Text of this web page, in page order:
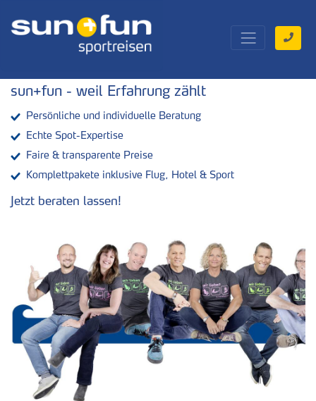
sun+fun - weil Erfahrung zählt
Persönliche und individuelle Beratung
Echte Spot-Expertise
Faire & transparente Preise
Komplettpakete inklusive Flug, Hotel & Sport
Jetzt beraten lassen!